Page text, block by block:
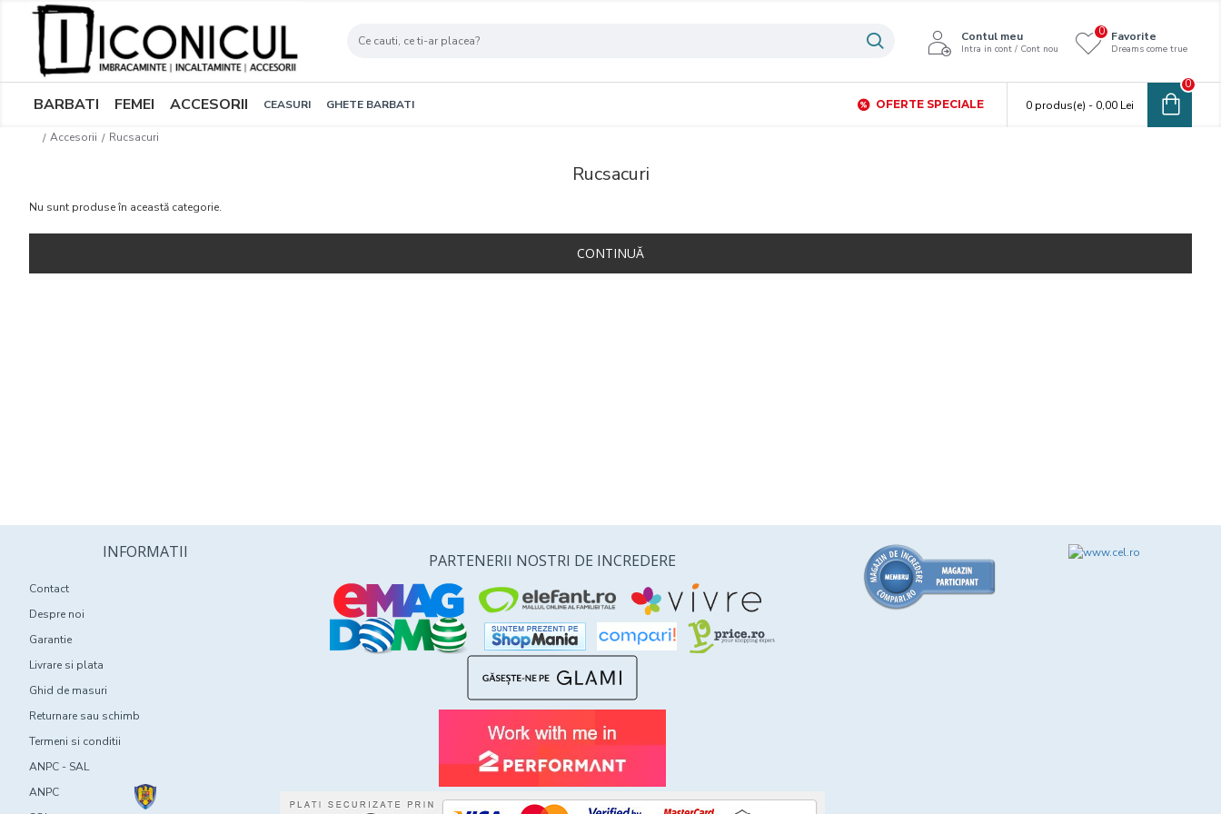
Contul meu
Intra in cont / Cont nou
Favorite
Dreams come true
0
BARBATI FEMEI ACCESORII CEASURI GHETE BARBATI OFERTE SPECIALE 0 produs(e) - 0,00 Lei
0
Accesorii Rucsacuri
Rucsacuri
Nu sunt produse în această categorie.
CONTINUĂ
INFORMATII
Contact
Despre noi
Garantie
Livrare si plata
Ghid de masuri
Returnare sau schimb
Termeni si conditii
ANPC - SAL
ANPC
PARTENERII NOSTRI DE INCREDERE